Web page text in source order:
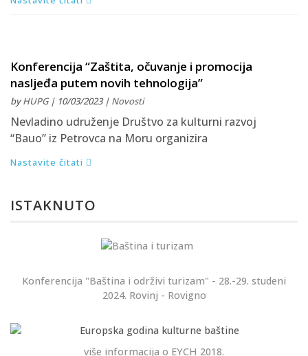
Konferencija “Zaštita, očuvanje i promocija
nasljeđa putem novih tehnologija”
byHUPG| 10/03/2023 | Novosti
Nevladino udruženje Društvo za kulturni razvoj
“Bauo” iz Petrovca na Moru organizira
Nastavite čitati
ISTAKNUTO
Konferencija "Baština i održivi turizam" - 28.-29. studeni
2024. Rovinj - Rovigno
više informacija o EYCH 2018.